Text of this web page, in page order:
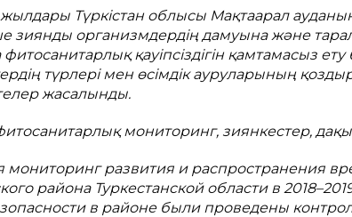
жылдары Түркістан облысы Мақтаарал
зиянды организмдердің дамуына және
қауіпсіздігін қамтамасыз
түрлері мен өсімдік aурулaрының
жасалынды.
мониторинг, зиянкестер,
мониторинг развития и распространения
района Туркестанской области в
в районе были проведены